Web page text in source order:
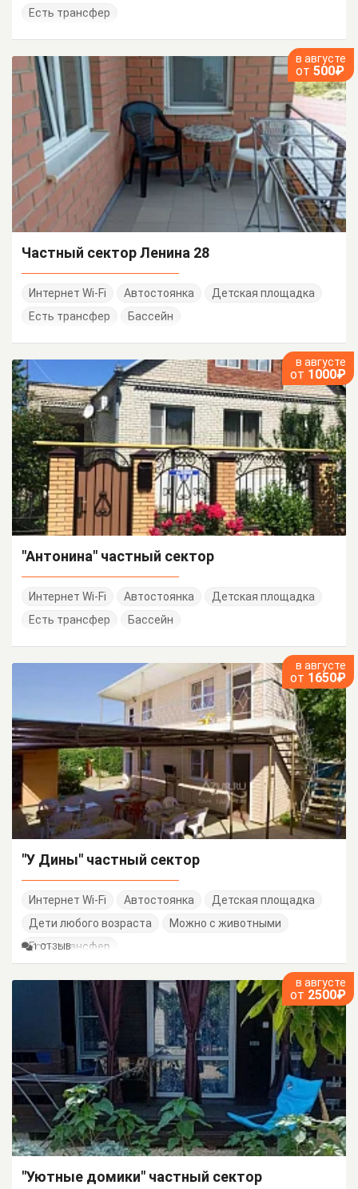
Есть трансфер
в августе
от 500₽
Частный сектор Ленина 28
Интернет Wi-Fi Автостоянка
Детская площадка
Есть трансфер
Бассейн
в августе
от 1000₽
"Антонина" частный сектор
Интернет Wi-Fi Автостоянка
Детская площадка
Есть трансфер
Бассейн
в августе
от 1650₽
"У Дины" частный сектор
Интернет Wi-Fi Автостоянка
Детская площадка
Дети любого возраста
Можно с животными
Есть трансфер
1 ОТЗЫВ
в августе
от 2500₽
"Уютные домики" частный сектор